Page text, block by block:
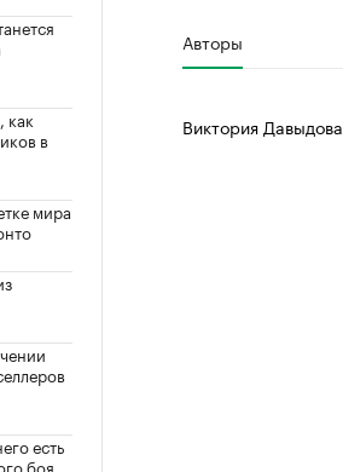
как
в
мира
есть
боя
Авторы
Виктория Давыдова